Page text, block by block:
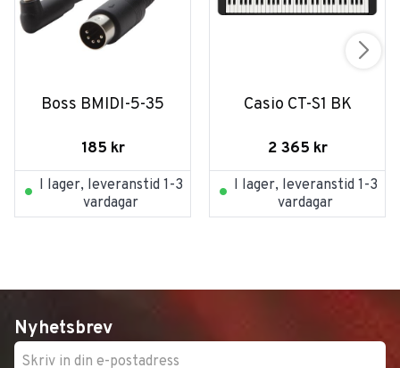
Boss BMIDI-5-35
185 kr
I lager, leveranstid 1-3
vardagar
Casio CT-S1 BK
2 365 kr
I lager, leveranstid 1-3
vardagar
Nyhetsbrev